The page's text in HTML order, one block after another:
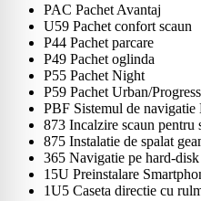
PAC Pachet Avantaj
U59 Pachet confort scaun
P44 Pachet parcare
P49 Pachet oglinda
P55 Pachet Night
P59 Pachet Urban/
PBF Sistemul de
873 Incalzire scaun pentru
875 Instalatie de spalat
365 Navigatie pe hard-disk
15U Preinstalare
1U5 Caseta directie cu